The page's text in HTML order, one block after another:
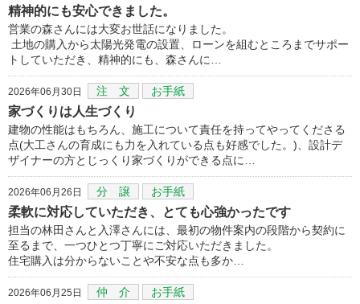
精神的にも安心できました。
営業の森さんには大変お世話になりました。
土地の購入から太陽光発電の設置、ローンを組むところまでサポー
トしていただき、精神的にも、森さんに…
2026年06月30日 注 文 お手紙
家づくりは人生づくり
建物の性能はもちろん、施工について責任を持ってやってくださる
点(大工さんの育成にも力を入れている点も好感でした。)、設計デ
ザイナーの方とじっくり家づくりができる点に…
2026年06月26日 分 譲 お手紙
柔軟に対応していただき、とても心強かったです
担当の林田さんと入澤さんには、最初の物件案内の段階から契約に
至るまで、一つひとつ丁寧にご対応いただきました。
住宅購入は分からないことや不安な点も多か…
2026年06月25日 仲 介 お手紙